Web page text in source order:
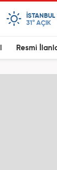
ISTANBUL
31° AÇIK
Resmi